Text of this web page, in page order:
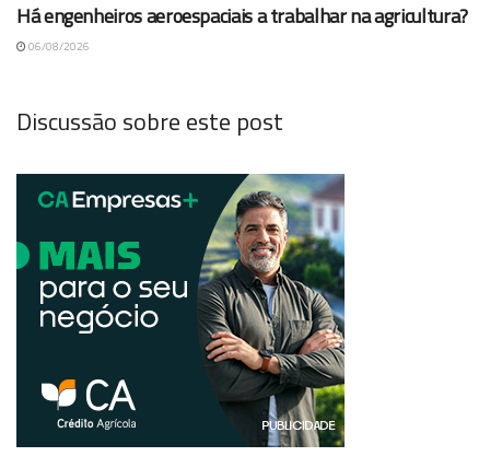
Há engenheiros aeroespaciais a trabalhar na agricultura?
06/08/2026
Discussão sobre este post